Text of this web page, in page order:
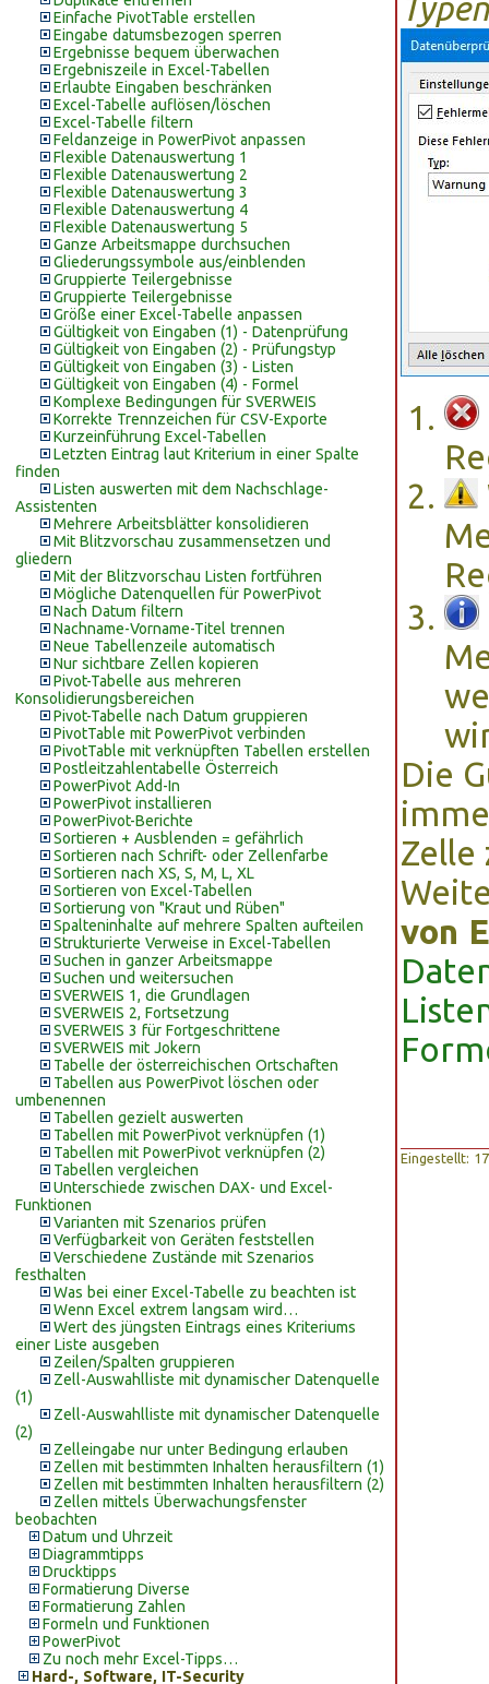
Einfache PivotTable erstellen
Eingabe datumsbezogen sperren
Ergebnisse bequem überwachen
Ergebniszeile in Excel-Tabellen
Erlaubte Eingaben beschränken
Excel-Tabelle auflösen/löschen
Excel-Tabelle filtern
Feldanzeige in PowerPivot anpassen
Flexible Datenauswertung 1
Flexible Datenauswertung 2
Flexible Datenauswertung 3
Flexible Datenauswertung 4
Flexible Datenauswertung 5
Ganze Arbeitsmappe durchsuchen
Gliederungssymbole aus/einblenden
Gruppierte Teilergebnisse
Gruppierte Teilergebnisse
Größe einer Excel-Tabelle anpassen
Gültigkeit von Eingaben (1) - Datenprüfung
Gültigkeit von Eingaben (2) - Prüfungstyp
Gültigkeit von Eingaben (3) - Listen
Gültigkeit von Eingaben (4) - Formel
Komplexe Bedingungen für SVERWEIS
Korrekte Trennzeichen für CSV-Exporte
Kurzeinführung Excel-Tabellen
Letzten Eintrag laut Kriterium in einer Spalte
finden
Listen auswerten mit dem Nachschlage-
Assistenten
Mehrere Arbeitsblätter konsolidieren
Mit Blitzvorschau zusammensetzen und
gliedern
Mit der Blitzvorschau Listen fortführen
Mögliche Datenquellen für PowerPivot
Nach Datum filtern
Nachname-Vorname-Titel trennen
Neue Tabellenzeile automatisch
Nur sichtbare Zellen kopieren
Pivot-Tabelle aus mehreren
Konsolidierungsbereichen
Pivot-Tabelle nach Datum gruppieren
PivotTable mit PowerPivot verbinden
PivotTable mit verknüpften Tabellen erstellen
Postleitzahlentabelle Österreich
PowerPivot Add-In
PowerPivot installieren
PowerPivot-Berichte
Sortieren + Ausblenden = gefährlich
Sortieren nach Schrift- oder Zellenfarbe
Sortieren nach XS, S, M, L, XL
Sortieren von Excel-Tabellen
Sortierung von "Kraut und Rüben"
Spalteninhalte auf mehrere Spalten aufteilen
Strukturierte Verweise in Excel-Tabellen
Suchen in ganzer Arbeitsmappe
Suchen und weitersuchen
SVERWEIS 1, die Grundlagen
SVERWEIS 2, Fortsetzung
SVERWEIS 3 für Fortgeschrittene
SVERWEIS mit Jokern
Tabelle der österreichischen Ortschaften
Tabellen aus PowerPivot löschen oder
umbenennen
Tabellen gezielt auswerten
Tabellen mit PowerPivot verknüpfen (1)
Tabellen mit PowerPivot verknüpfen (2)
Tabellen vergleichen
Unterschiede zwischen DAX- und Excel-
Funktionen
Varianten mit Szenarios prüfen
Verfügbarkeit von Geräten feststellen
Verschiedene Zustände mit Szenarios
festhalten
Was bei einer Excel-Tabelle zu beachten ist
Wenn Excel extrem langsam wird…
Wert des jüngsten Eintrags eines Kriteriums
einer Liste ausgeben
Zeilen/Spalten gruppieren
Zell-Auswahlliste mit dynamischer Datenquelle
(1)
Zell-Auswahlliste mit dynamischer Datenquelle
(2)
Zelleingabe nur unter Bedingung erlauben
Zellen mit bestimmten Inhalten herausfiltern (1)
Zellen mit bestimmten Inhalten herausfiltern (2)
Zellen mittels Überwachungsfenster
beobachten
Datum und Uhrzeit
Diagrammtipps
Drucktipps
Formatierung Diverse
Formatierung Zahlen
Formeln und Funktionen
PowerPivot
Zu noch mehr Excel-Tipps…
Hard-, Software, IT-Security
Typen
Die
Zelle
von
Eingestellt: